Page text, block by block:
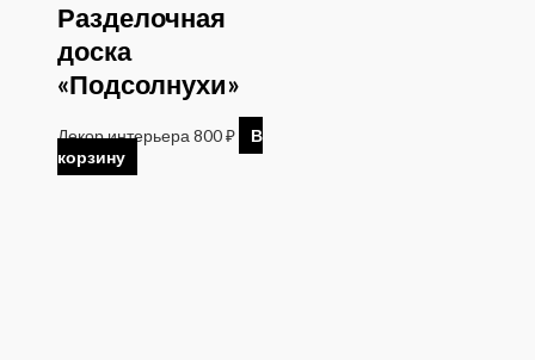
Разделочная
доска
«Подсолнухи»
Декор интерьера 800₽
В
корзину